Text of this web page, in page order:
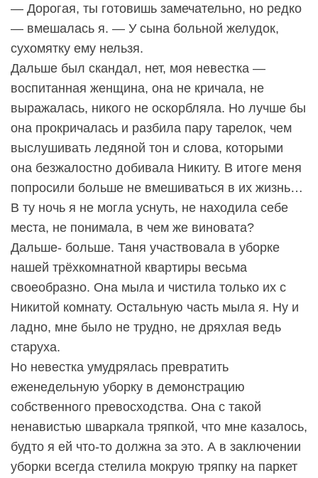
— Дорогая, ты готовишь замечательно, но редко
— вмешалась я. — У сына больной желудок,
сухомятку ему нельзя.
Дальше был скандал, нет, моя невестка —
воспитанная женщина, она не кричала, не
выражалась, никого не оскорбляла. Но лучше бы
она прокричалась и разбила пару тарелок, чем
выслушивать ледяной тон и слова, которыми
она безжалостно добивала Никиту. В итоге меня
попросили больше не вмешиваться в их жизнь…
В ту ночь я не могла уснуть, не находила себе
места, не понимала, в чем же виновата?
Дальше- больше. Таня участвовала в уборке
нашей трёхкомнатной квартиры весьма
своеобразно. Она мыла и чистила только их с
Никитой комнату. Остальную часть мыла я. Ну и
ладно, мне было не трудно, не дряхлая ведь
старуха.
Но невестка умудрялась превратить
еженедельную уборку в демонстрацию
собственного превосходства. Она с такой
ненавистью шваркала тряпкой, что мне казалось,
будто я ей что-то должна за это. А в заключении
уборки всегда стелила мокрую тряпку на паркет